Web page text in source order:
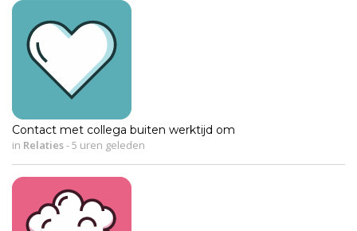
Contact met collega buiten werktijd om
in Relaties-5 uren geleden